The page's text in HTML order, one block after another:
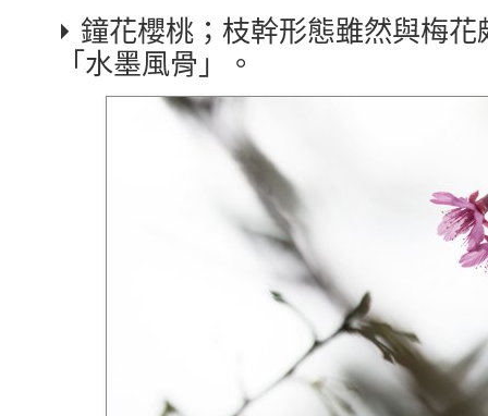
⏵ 鐘花櫻桃；枝幹形態雖然與梅
「水墨風骨」。